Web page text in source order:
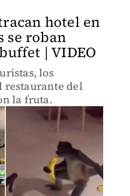
hotel en
se roban
| VIDEO
los
restaurante del
la fruta.